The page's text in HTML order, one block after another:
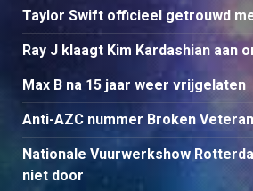
Taylor Swift officieel getrouwd
Ray J klaagt Kim Kardashian aan
Max B na 15 jaar weer vrijgelaten
Anti-AZC nummer Broken
Nationale Vuurwerkshow
niet door